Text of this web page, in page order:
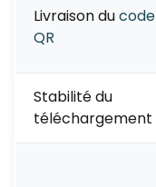
Livraison ducode
QR
Stabilité du
téléchargement